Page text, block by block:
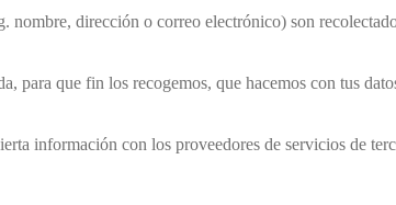
dirección o correo electrónico) son
para que fin los recogemos, que hacemos con tus
información con los proveedores de servicios de